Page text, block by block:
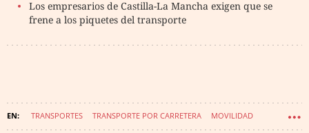
Los empresarios de Castilla-La Mancha exigen que se
frene a los piquetes del transporte
TRANSPORTES TRANSPORTE POR CARRETERA MOVILIDAD